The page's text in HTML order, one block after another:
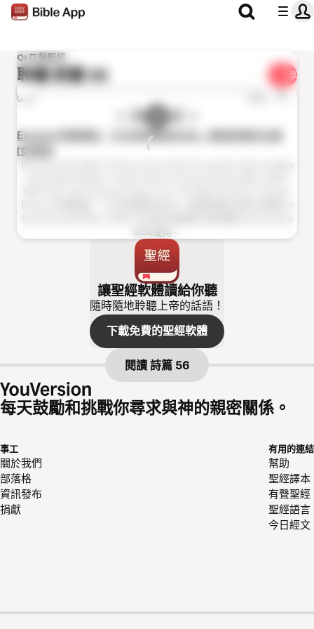
有聲聖經
聆聽 詩篇 56 分享
0:00 1x
Everest 有聲聖經: 「中文新標點和合本」聖經新舊約全書
(女聲版)
Everest Audio Bible: Chinese Union New Punctuation Version Bible
Bible使用。
讓聖經軟體讀給你聽
隨時隨地聆聽上帝的話語！
下載免費的聖經軟體
閱讀 詩篇 56
每天鼓勵和挑戰你尋求與神的親密關係。
事工
關於我們
部落格
資訊發布
捐獻
有用的連結
幫助
聖經譯本
有聲聖經
聖經語言
今日經文